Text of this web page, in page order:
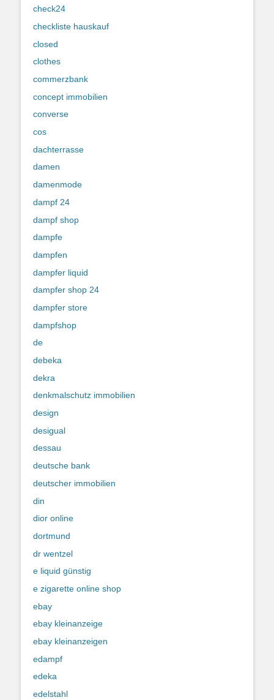
check24
checkliste hauskauf
closed
clothes
commerzbank
concept immobilien
converse
cos
dachterrasse
damen
damenmode
dampf 24
dampf shop
dampfe
dampfen
dampfer liquid
dampfer shop 24
dampfer store
dampfshop
de
debeka
dekra
denkmalschutz immobilien
design
desigual
dessau
deutsche bank
deutscher immobilien
din
dior online
dortmund
dr wentzel
e liquid günstig
e zigarette online shop
ebay
ebay kleinanzeige
ebay kleinanzeigen
edampf
edeka
edelstahl